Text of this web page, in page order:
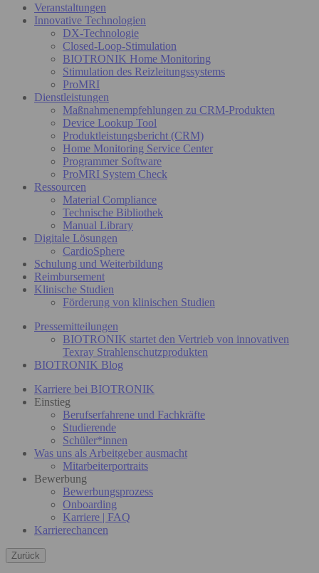
Veranstaltungen
Innovative Technologien
DX-Technologie
Closed-Loop-Stimulation
BIOTRONIK Home Monitoring
Stimulation des Reizleitungssystems
ProMRI
Dienstleistungen
Maßnahmenempfehlungen zu CRM-Produkten
Device Lookup Tool
Produktleistungsbericht (CRM)
Home Monitoring Service Center
Programmer Software
ProMRI System Check
Ressourcen
Material Compliance
Technische Bibliothek
Manual Library
Digitale Lösungen
CardioSphere
Schulung und Weiterbildung
Reimbursement
Klinische Studien
Förderung von klinischen Studien
Pressemitteilungen
BIOTRONIK startet den Vertrieb von innovativen
Texray Strahlenschutzprodukten
BIOTRONIK Blog
Karriere bei BIOTRONIK
Einstieg
Berufserfahrene und Fachkräfte
Studierende
Schüler*innen
Was uns als Arbeitgeber ausmacht
Mitarbeiterportraits
Bewerbung
Bewerbungsprozess
Onboarding
Karriere | FAQ
Karrierechancen
Zurück